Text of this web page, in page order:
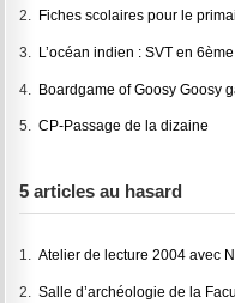
2. Fiches scolaires pour le
3. L’océan indien : SVT en 6ème
4. Boardgame of Goosy Goosy
5.CP-Passage de la dizaine
5 articles au hasard
1.Atelier de lecture 2004 avec
2.Salle d’archéologie de la